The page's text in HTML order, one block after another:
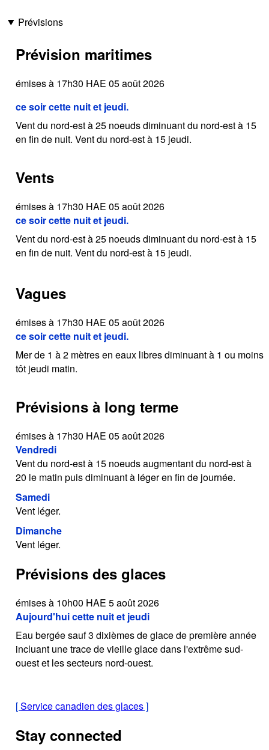
Prévisions
Prévision maritimes
émises à 17h30 HAE 05 août 2026
ce soir cette nuit et jeudi.
Vent du nord-est à 25 noeuds diminuant du nord-est à 15
en fin de nuit. Vent du nord-est à 15 jeudi.
Vents
émises à 17h30 HAE 05 août 2026
ce soir cette nuit et jeudi.
Vent du nord-est à 25 noeuds diminuant du nord-est à 15
en fin de nuit. Vent du nord-est à 15 jeudi.
Vagues
émises à 17h30 HAE 05 août 2026
ce soir cette nuit et jeudi.
Mer de 1 à 2 mètres en eaux libres diminuant à 1 ou moins
tôt jeudi matin.
Prévisions à long terme
émises à 17h30 HAE 05 août 2026
Vendredi
Vent du nord-est à 15 noeuds augmentant du nord-est à
20 le matin puis diminuant à léger en fin de journée.
Samedi
Vent léger.
Dimanche
Vent léger.
Prévisions des glaces
émises à 10h00 HAE 5 août 2026
Aujourd'hui cette nuit et jeudi
Eau bergée sauf 3 dixièmes de glace de première année
incluant une trace de vieille glace dans l'extrême sud-
ouest et les secteurs nord-ouest.
[Service canadien des glaces]
Stay connected